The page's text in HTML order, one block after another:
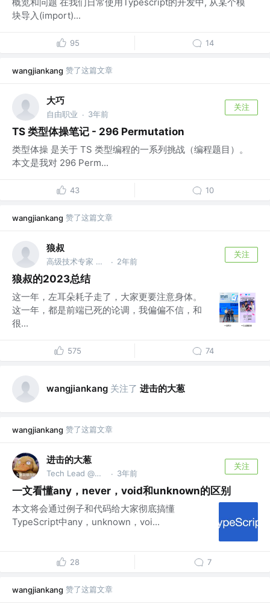
块导入(import)...
95 14
wangjiankang 赞了这篇文章
大巧
自由职业 · 3年前
关注
TS 类型体操笔记 - 296 Permutation
类型体操 是关于 TS 类型编程的一系列挑战（编程题目）。
本文是我对 296 Perm...
43 10
wangjiankang 赞了这篇文章
狼叔
高级技术专家 @一线大厂 · 2年前
关注
狼叔的2023总结
这一年，左耳朵耗子走了，大家更要注意身体。
这一年，都是前端已死的论调，我偏偏不信，和
很...
575 74
wangjiankang 关注了 进击的大葱
wangjiankang 赞了这篇文章
进击的大葱
Tech Lead @进击的大葱公众号 · 3年前
关注
一文看懂any，never，void和unknown的区别
本文将会通过例子和代码给大家彻底搞懂
TypeScript中any，unknown，voi...
28 7
wangjiankang 赞了这篇文章